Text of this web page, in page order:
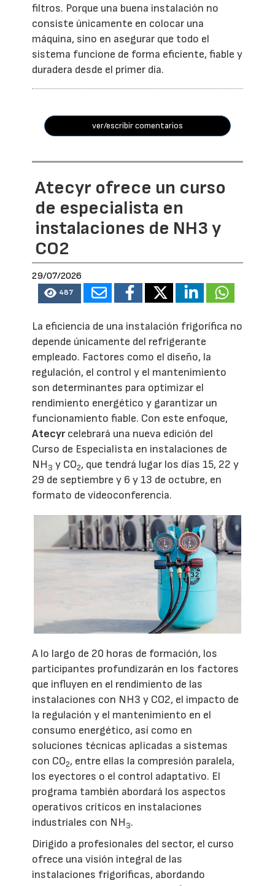
filtros. Porque una buena instalación no
consiste únicamente en colocar una
máquina, sino en asegurar que todo el
sistema funcione de forma eficiente, fiable y
duradera desde el primer día.
ver/escribir comentarios
Atecyr ofrece un curso
de especialista en
instalaciones de NH3 y
CO2
29/07/2026
487
La eficiencia de una instalación frigorífica no
depende únicamente del refrigerante
empleado. Factores como el diseño, la
regulación, el control y el mantenimiento
son determinantes para optimizar el
rendimiento energético y garantizar un
funcionamiento fiable. Con este enfoque,
Atecyrcelebrará una nueva edición del
Curso de Especialista en instalaciones de
NH3 y CO2, que tendrá lugar los días 15, 22 y
29 de septiembre y 6 y 13 de octubre, en
formato de videoconferencia.
A lo largo de 20 horas de formación, los
participantes profundizarán en los factores
que influyen en el rendimiento de las
instalaciones con NH3 y CO2, el impacto de
la regulación y el mantenimiento en el
consumo energético, así como en
soluciones técnicas aplicadas a sistemas
con CO2, entre ellas la compresión paralela,
los eyectores o el control adaptativo. El
programa también abordará los aspectos
operativos críticos en instalaciones
industriales con NH3.
Dirigido a profesionales del sector, el curso
ofrece una visión integral de las
instalaciones frigoríficas, abordando